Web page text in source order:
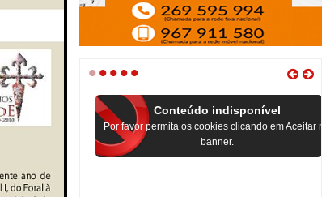
•••••
Conteúdo indisponível
Por favor permita os cookies clicando em Aceitar no
banner.